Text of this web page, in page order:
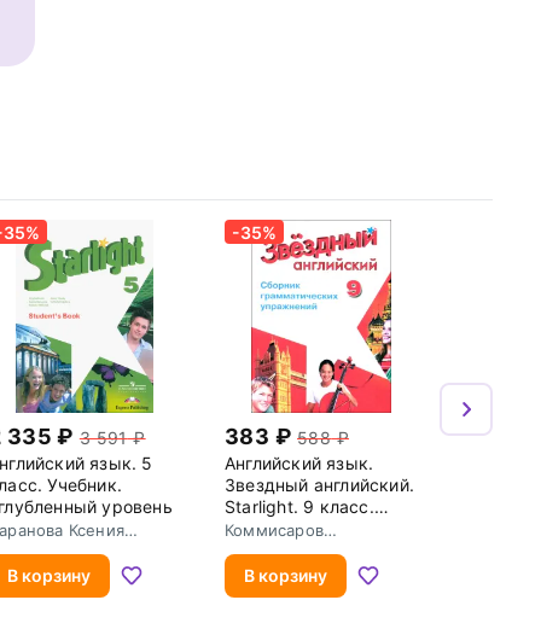
335
3 591
язык. 5
Учебник.
уровень
Ксения
В корзину
-35%
383
588
Английский язык.
Звездный английский.
Starlight. 9 класс.
Сборник
грамматических
упражнений
Коммисаров
Вячеславович
В корзину